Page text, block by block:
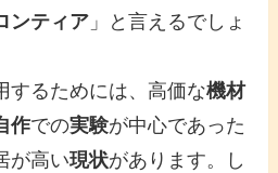
ンティア 」と言えるでしょ
するためには、高価な機材
作での実験が中心であった
が高い現状があります。し